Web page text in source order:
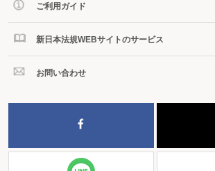
ご利用ガイド
新日本法規WEBサイトのサービス
お問い合わせ